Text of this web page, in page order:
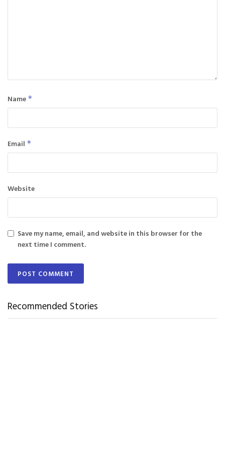
Name *
Email *
Website
Save my name, email, and website in this browser for the
next time I comment.
Recommended Stories